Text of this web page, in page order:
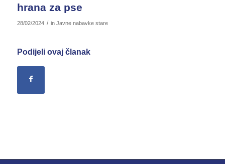
hrana za pse
28/02/2024 / in Javne nabavke stare
Podijeli ovaj članak